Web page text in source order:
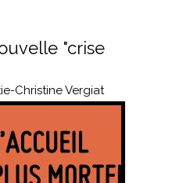
"crise
Christine Vergiat